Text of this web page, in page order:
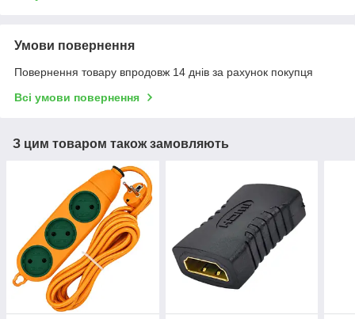
Умови повернення
Повернення товару впродовж 14 днів за рахунок покупця
Всі умови повернення
З цим товаром також замовляють